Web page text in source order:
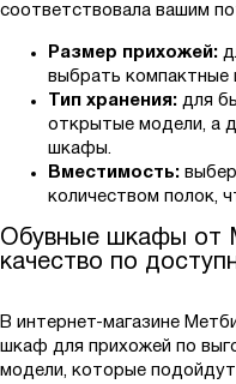
соответствовала вашим
Размер прихожей:
выбрать
Тип хранения: для
открытые модели, а
шкафы.
Вместимость:
количеством полок,
Обувные шкафы от
качество по
В интернет-магазине
шкаф для прихожей по
модели, которые